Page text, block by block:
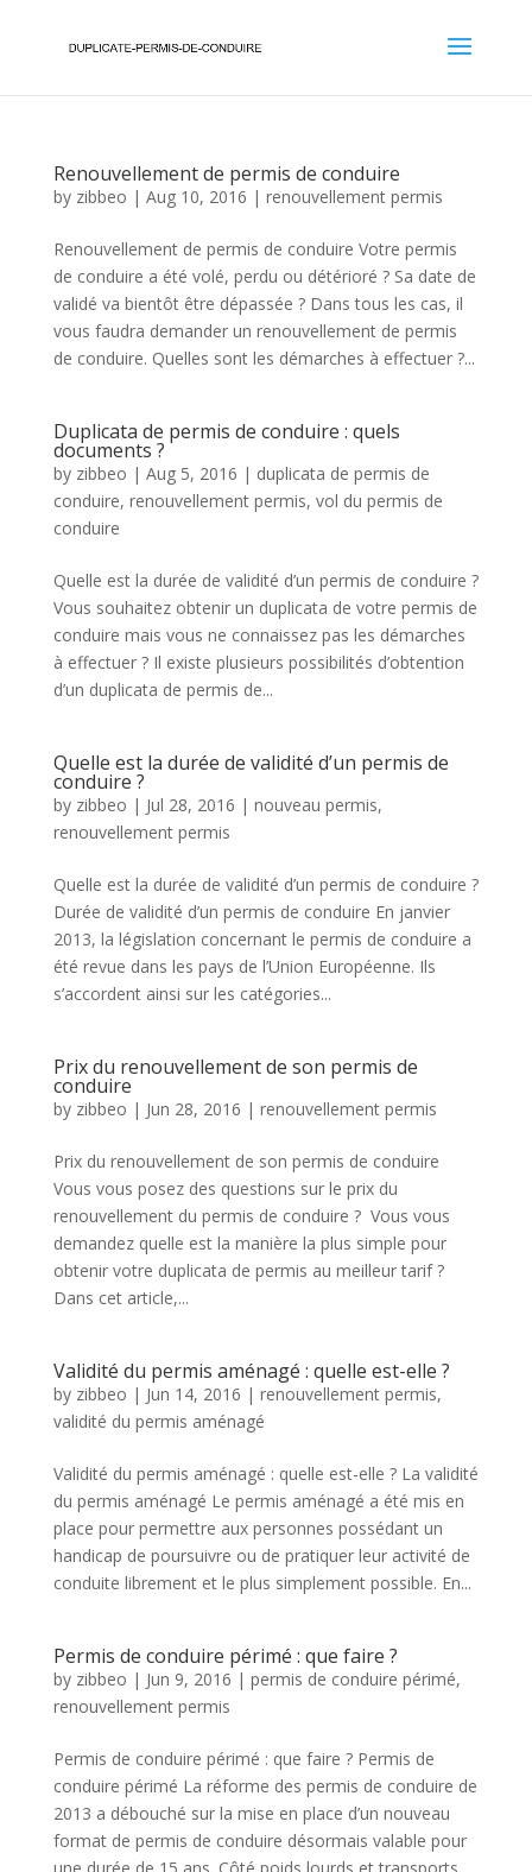
Renouvellement de permis de conduire
by zibbeo | Aug 10, 2016 | renouvellement permis
Renouvellement de permis de conduire Votre permis
de conduire a été volé, perdu ou détérioré ? Sa date de
validé va bientôt être dépassée ? Dans tous les cas, il
vous faudra demander un renouvellement de permis
de conduire. Quelles sont les démarches à effectuer ?...
Duplicata de permis de conduire : quels
documents ?
by zibbeo | Aug 5, 2016 | duplicata de permis de
conduire, renouvellement permis, vol du permis de
conduire
Quelle est la durée de validité d’un permis de conduire ?
Vous souhaitez obtenir un duplicata de votre permis de
conduire mais vous ne connaissez pas les démarches
à effectuer ? Il existe plusieurs possibilités d’obtention
d’un duplicata de permis de...
Quelle est la durée de validité d’un permis de
conduire ?
by zibbeo | Jul 28, 2016 | nouveau permis,
renouvellement permis
Quelle est la durée de validité d’un permis de conduire ?
Durée de validité d’un permis de conduire En janvier
2013, la législation concernant le permis de conduire a
été revue dans les pays de l’Union Européenne. Ils
s’accordent ainsi sur les catégories...
Prix du renouvellement de son permis de
conduire
by zibbeo | Jun 28, 2016 | renouvellement permis
Prix du renouvellement de son permis de conduire
Vous vous posez des questions sur le prix du
renouvellement du permis de conduire ? Vous vous
demandez quelle est la manière la plus simple pour
obtenir votre duplicata de permis au meilleur tarif ?
Dans cet article,...
Validité du permis aménagé : quelle est-elle ?
by zibbeo | Jun 14, 2016 | renouvellement permis,
validité du permis aménagé
Validité du permis aménagé : quelle est-elle ? La validité
du permis aménagé Le permis aménagé a été mis en
place pour permettre aux personnes possédant un
handicap de poursuivre ou de pratiquer leur activité de
conduite librement et le plus simplement possible. En...
Permis de conduire périmé : que faire ?
by zibbeo | Jun 9, 2016 | permis de conduire périmé,
renouvellement permis
Permis de conduire périmé : que faire ? Permis de
conduire périmé La réforme des permis de conduire de
2013 a débouché sur la mise en place d’un nouveau
format de permis de conduire désormais valable pour